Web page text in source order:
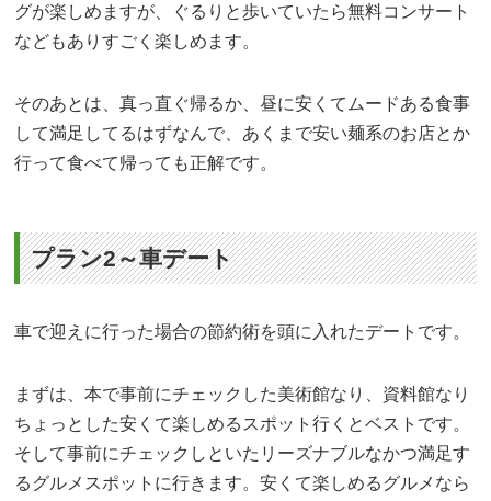
グが楽しめますが、ぐるりと歩いていたら無料コンサート
などもありすごく楽しめます。
そのあとは、真っ直ぐ帰るか、昼に安くてムードある食事
して満足してるはずなんで、あくまで安い麺系のお店とか
行って食べて帰っても正解です。
プラン2～車デート
車で迎えに行った場合の節約術を頭に入れたデートです。
まずは、本で事前にチェックした美術館なり、資料館なり
ちょっとした安くて楽しめるスポット行くとベストです。
そして事前にチェックしといたリーズナブルなかつ満足す
るグルメスポットに行きます。安くて楽しめるグルメなら